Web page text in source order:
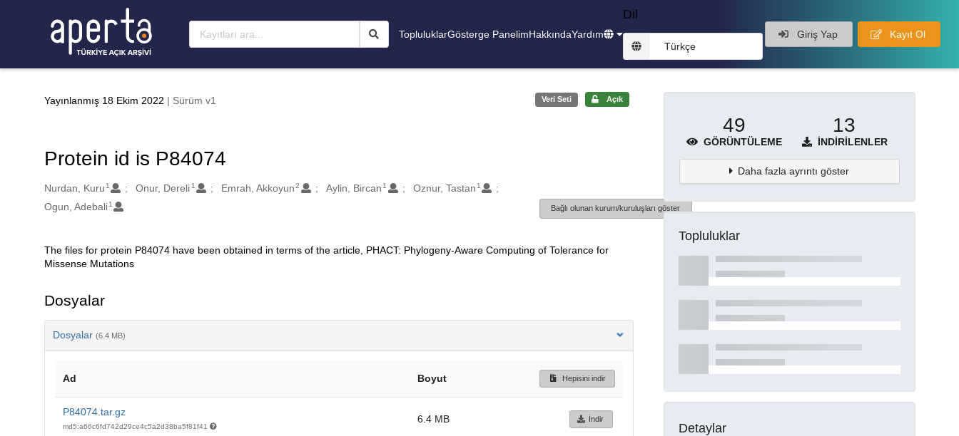
TopluluklarGösterge PanelimHakkındaYardım
Dil
Türkçe
Giriş Yap Kayıt Ol
Yayınlanmış 18 Ekim 2022 | Sürüm v1 Veri Seti Açık
Protein id is P84074
Oluşturanlar
Nurdan, Kuru 1 Onur, Dereli 1 Emrah, Akkoyun 2 Aylin, Bircan 1 Oznur, Tastan 1
Ogun, Adebali 1 Bağlı olunan kurum/kuruluşları göster
Açıklama
The files for protein P84074 have been obtained in terms of the article, PHACT: Phylogeny-Aware Computing of Tolerance for
Missense Mutations
Dosyalar
Dosyalar (6.4 MB)
Ad Boyut Hepisini indir
P84074.tar.gz
md5:a66c6fd742d29ce4c5a2d38ba5f81f41
6.4 MB İndir
49
GÖRÜNTÜLEME
13
İNDIRILENLER
Daha fazla ayrıntı göster
Topluluklar
Detaylar